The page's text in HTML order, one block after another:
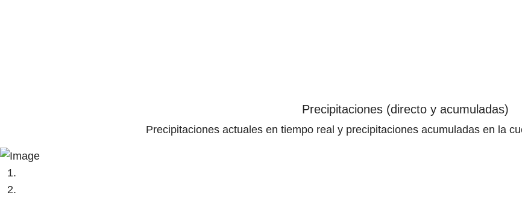
Precipitaciones (directo y acumuladas)
Precipitaciones actuales en tiempo real y precipitaciones acumuladas en la